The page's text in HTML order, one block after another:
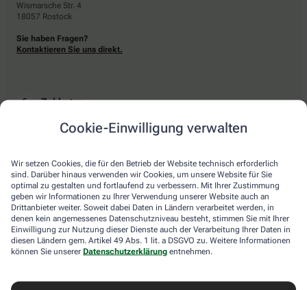
Cookie-Einwilligung verwalten
Wir setzen Cookies, die für den Betrieb der Website technisch erforderlich
sind. Darüber hinaus verwenden wir Cookies, um unsere Website für Sie
optimal zu gestalten und fortlaufend zu verbessern. Mit Ihrer Zustimmung
geben wir Informationen zu Ihrer Verwendung unserer Website auch an
Drittanbieter weiter. Soweit dabei Daten in Ländern verarbeitet werden, in
denen kein angemessenes Datenschutzniveau besteht, stimmen Sie mit Ihrer
Einwilligung zur Nutzung dieser Dienste auch der Verarbeitung Ihrer Daten in
diesen Ländern gem. Artikel 49 Abs. 1 lit. a DSGVO zu. Weitere Informationen
können Sie unserer Datenschutzerklärung entnehmen.
Wismarsche Str. 4
18057 Rostock
Sie haben Fragen?
Kontaktieren Sie uns direkt.
Zahlarten
Bar oder mit einer anderen akzeptierten Zahlungsart Ihrer Apotheke vor Ort.
Lieferarten
Abholung in der Apotheke
Botendienstlieferung
apotheke.com Informationen